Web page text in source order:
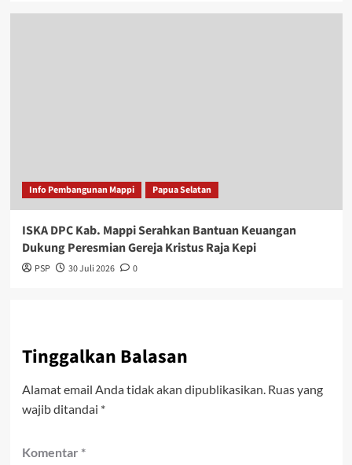
Info Pembangunan Mappi Papua Selatan
ISKA DPC Kab. Mappi Serahkan Bantuan Keuangan
Dukung Peresmian Gereja Kristus Raja Kepi
PSP 30 Juli 2026 0
Tinggalkan Balasan
Alamat email Anda tidak akan dipublikasikan. Ruas yang
wajib ditandai *
Komentar *